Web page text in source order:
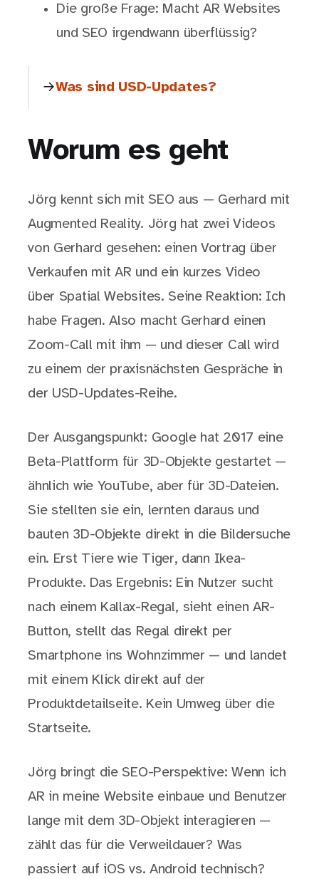
Die große Frage: Macht AR Websites
und SEO irgendwann überflüssig?
Was sind USD-Updates?
Worum es geht
Jörg kennt sich mit SEO aus — Gerhard mit
Augmented Reality. Jörg hat zwei Videos
von Gerhard gesehen: einen Vortrag über
Verkaufen mit AR und ein kurzes Video
über Spatial Websites. Seine Reaktion: Ich
habe Fragen. Also macht Gerhard einen
Zoom-Call mit ihm — und dieser Call wird
zu einem der praxisnächsten Gespräche in
der USD-Updates-Reihe.
Der Ausgangspunkt: Google hat 2017 eine
Beta-Plattform für 3D-Objekte gestartet —
ähnlich wie YouTube, aber für 3D-Dateien.
Sie stellten sie ein, lernten daraus und
bauten 3D-Objekte direkt in die Bildersuche
ein. Erst Tiere wie Tiger, dann Ikea-
Produkte. Das Ergebnis: Ein Nutzer sucht
nach einem Kallax-Regal, sieht einen AR-
Button, stellt das Regal direkt per
Smartphone ins Wohnzimmer — und landet
mit einem Klick direkt auf der
Produktdetailseite. Kein Umweg über die
Startseite.
Jörg bringt die SEO-Perspektive: Wenn ich
AR in meine Website einbaue und Benutzer
lange mit dem 3D-Objekt interagieren —
zählt das für die Verweildauer? Was
passiert auf iOS vs. Android technisch?